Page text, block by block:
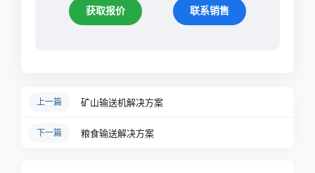
获取报价 联系销售
上一篇 矿山输送机解决方案
下一篇 粮食输送解决方案